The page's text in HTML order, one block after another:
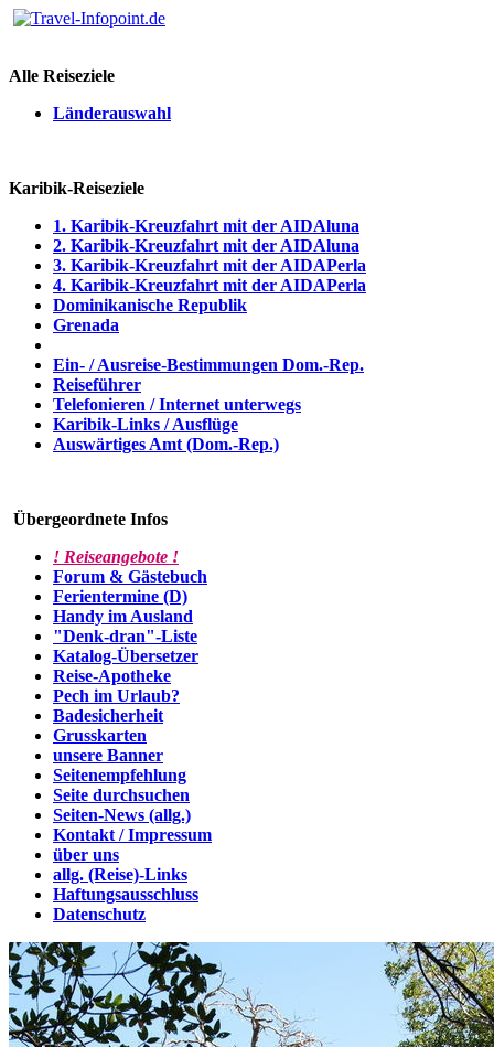
Alle Reiseziele
Länderauswahl
Karibik-Reiseziele
1. Karibik-Kreuzfahrt mit der AIDAluna
2. Karibik-Kreuzfahrt mit der AIDAluna
3. Karibik-Kreuzfahrt mit der AIDAPerla
4. Karibik-Kreuzfahrt mit der AIDAPerla
Dominikanische Republik
Grenada
Ein- / Ausreise-Bestimmungen Dom.-Rep.
Reiseführer
Telefonieren / Internet unterwegs
Karibik-Links / Ausflüge
Auswärtiges Amt (Dom.-Rep.)
Übergeordnete Infos
! Reiseangebote !
Forum & Gästebuch
Ferientermine (D)
Handy im Ausland
"Denk-dran"-Liste
Katalog-Übersetzer
Reise-Apotheke
Pech im Urlaub?
Badesicherheit
Grusskarten
unsere Banner
Seitenempfehlung
Seite durchsuchen
Seiten-News (allg.)
Kontakt / Impressum
über uns
allg. (Reise)-Links
Haftungsausschluss
Datenschutz